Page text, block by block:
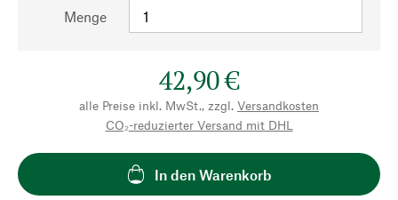
Menge
42,90 €
alle Preise inkl. MwSt., zzgl. Versandkosten
CO₂-reduzierter Versand mit DHL
In den Warenkorb